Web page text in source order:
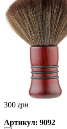
300 грн
Артикул: 9092